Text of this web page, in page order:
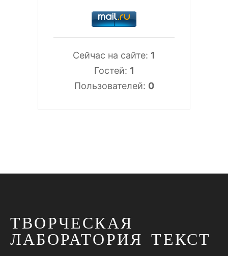
Сейчас на сайте: 1
Гостей: 1
Пользователей: 0
ТВОРЧЕСКАЯ
ЛАБОРАТОРИЯ ТЕКСТ